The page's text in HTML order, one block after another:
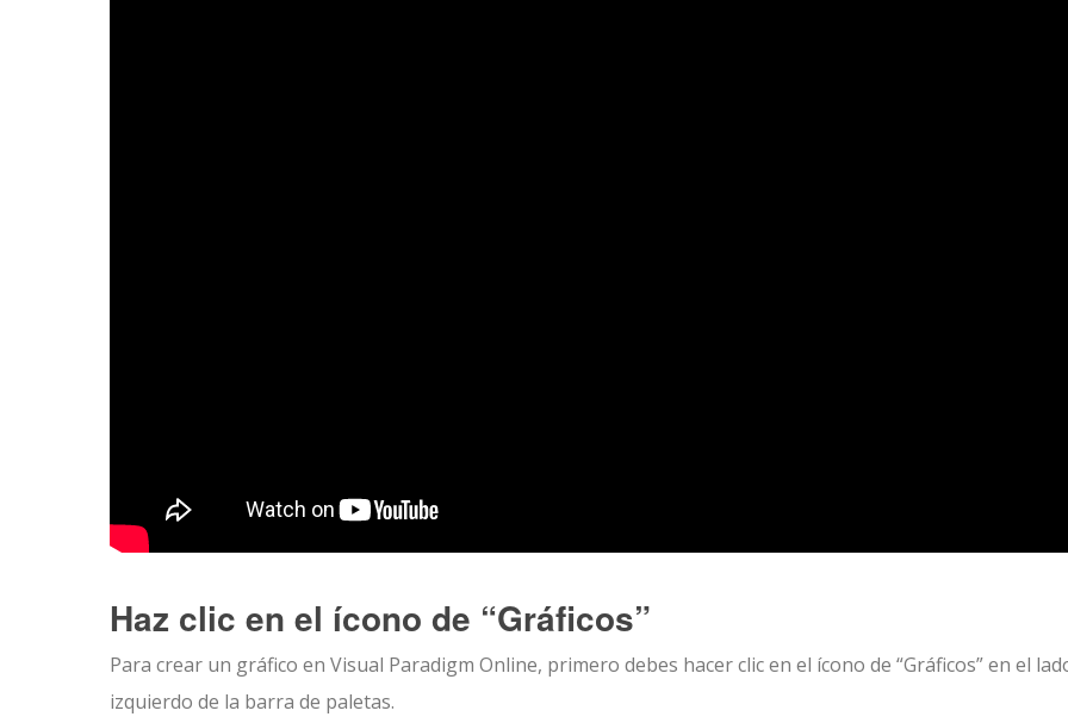
Haz clic en el ícono de “Gráficos”
Para crear un gráfico en Visual Paradigm Online, primero debes hacer clic en el ícono de “Gráficos” en el
izquierdo de la barra de paletas.